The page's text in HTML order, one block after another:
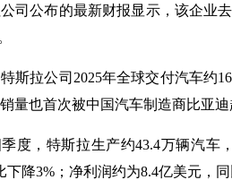
司公布的最新财报显示，该企业
斯拉公司2025年全球交付汽车约
量也首次被中国汽车制造商比亚迪
季度，特斯拉生产约43.4万辆汽车
下降3%；净利润约为8.4亿美元，同